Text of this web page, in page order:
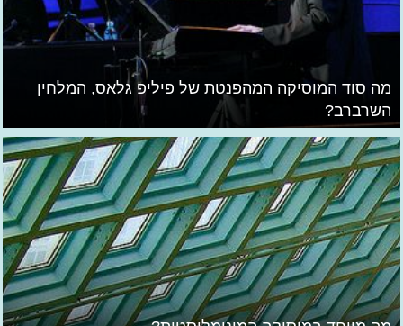
מה סוד המוסיקה המהפנטת של פיליפ גלאס, המלחין
השרברב?